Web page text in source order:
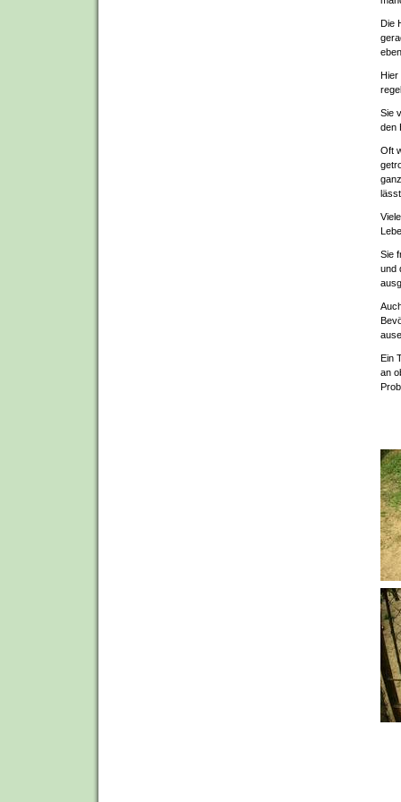
Die
Hier
Sie
den
Oft
Sie
und
Ein
an